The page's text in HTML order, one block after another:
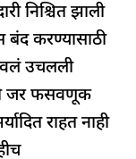
निश्चित झाली
बंद करण्यासाठी
उचलली
जर फसवणूक
राहत नाही